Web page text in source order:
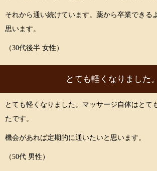
それから通い続けています。薬から卒業できる
思います。
（30代後半 女性）
とても軽くなりました。
とても軽くなりました。マッサージ自体はとて
たです。
機会があれば定期的に通いたいと思います。
（50代 男性）